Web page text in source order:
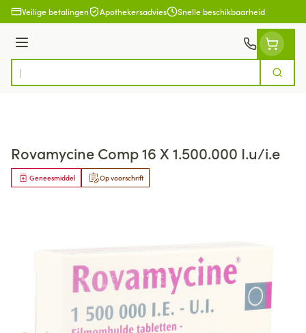
Ga naar de inhoud
Veilige betalingen Apothekersadvies Snelle beschikbaarheid
Menu
Product, merk, categorie...
Zoek
Rovamycine Comp 16 X 1.500.000 I.u/i.e
Op voorschrift
Geneesmiddel